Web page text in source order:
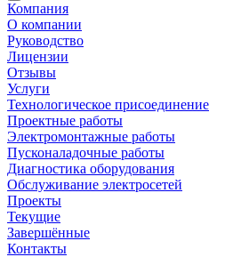
Компания
О компании
Руководство
Лицензии
Отзывы
Услуги
Технологическое присоединение
Проектные работы
Электромонтажные работы
Пусконаладочные работы
Диагностика оборудования
Обслуживание электросетей
Проекты
Текущие
Завершённые
Контакты